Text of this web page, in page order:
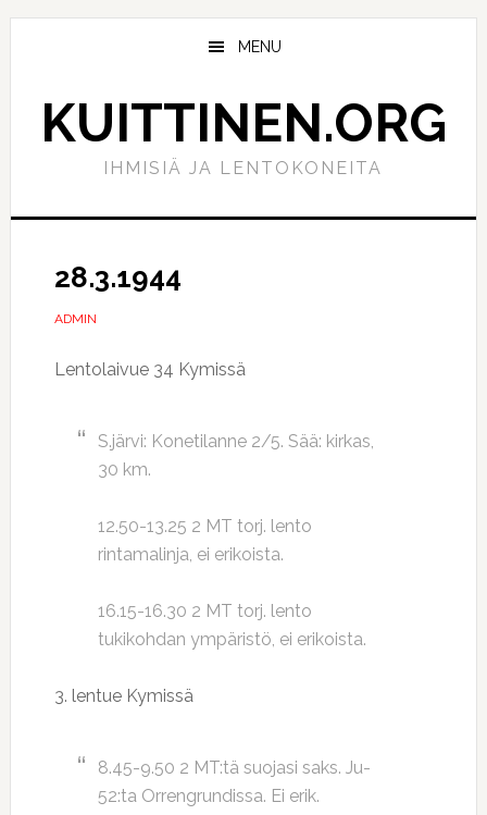
Hyppää
Hyppää
MENU
KUITTINEN.ORG
IHMISIÄ JA LENTOKONEITA
28.3.1944
ADMIN
Lentolaivue 34 Kymissä
S.järvi: Konetilanne 2/5. Sää: kirkas,
30 km.
12.50-13.25 2 MT torj. lento
rintamalinja, ei erikoista.
16.15-16.30 2 MT torj. lento
tukikohdan ympäristö, ei erikoista.
3. lentue Kymissä
8.45-9.50 2 MT:tä suojasi saks. Ju-
52:ta Orrengrundissa. Ei erik.